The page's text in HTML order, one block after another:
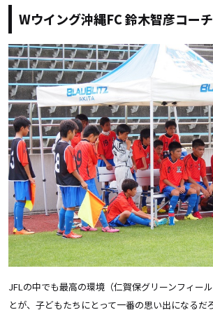
Wウイング沖縄FC 鈴木智彦コーチ
JFLの中でも最高の環境（仁賀保グリーンフィー
とが、子どもたちにとって一番の思い出になるだ